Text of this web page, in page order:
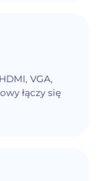
VGA,
łączy się